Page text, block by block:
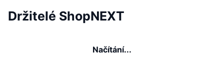
Držitelé ShopNEXT
Načítání...